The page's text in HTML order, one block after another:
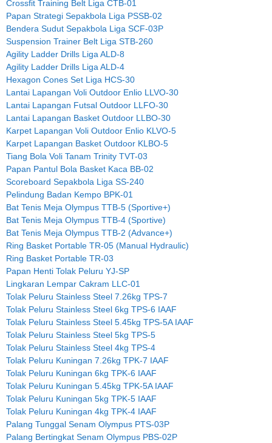
Crossfit Training Belt Liga CTB-01
Papan Strategi Sepakbola Liga PSSB-02
Bendera Sudut Sepakbola Liga SCF-03P
Suspension Trainer Belt Liga STB-260
Agility Ladder Drills Liga ALD-8
Agility Ladder Drills Liga ALD-4
Hexagon Cones Set Liga HCS-30
Lantai Lapangan Voli Outdoor Enlio LLVO-30
Lantai Lapangan Futsal Outdoor LLFO-30
Lantai Lapangan Basket Outdoor LLBO-30
Karpet Lapangan Voli Outdoor Enlio KLVO-5
Karpet Lapangan Basket Outdoor KLBO-5
Tiang Bola Voli Tanam Trinity TVT-03
Papan Pantul Bola Basket Kaca BB-02
Scoreboard Sepakbola Liga SS-240
Pelindung Badan Kempo BPK-01
Bat Tenis Meja Olympus TTB-5 (Sportive+)
Bat Tenis Meja Olympus TTB-4 (Sportive)
Bat Tenis Meja Olympus TTB-2 (Advance+)
Ring Basket Portable TR-05 (Manual Hydraulic)
Ring Basket Portable TR-03
Papan Henti Tolak Peluru YJ-SP
Lingkaran Lempar Cakram LLC-01
Tolak Peluru Stainless Steel 7.26kg TPS-7
Tolak Peluru Stainless Steel 6kg TPS-6 IAAF
Tolak Peluru Stainless Steel 5.45kg TPS-5A IAAF
Tolak Peluru Stainless Steel 5kg TPS-5
Tolak Peluru Stainless Steel 4kg TPS-4
Tolak Peluru Kuningan 7.26kg TPK-7 IAAF
Tolak Peluru Kuningan 6kg TPK-6 IAAF
Tolak Peluru Kuningan 5.45kg TPK-5A IAAF
Tolak Peluru Kuningan 5kg TPK-5 IAAF
Tolak Peluru Kuningan 4kg TPK-4 IAAF
Palang Tunggal Senam Olympus PTS-03P
Palang Bertingkat Senam Olympus PBS-02P